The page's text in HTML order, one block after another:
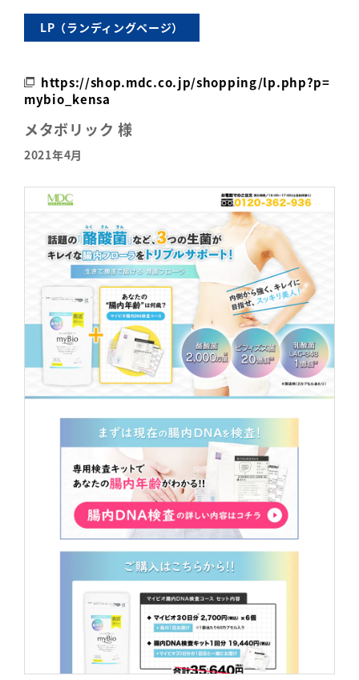
LP（ランディングページ）
https://shop.mdc.co.jp/shopping/lp.php?p=
mybio_kensa
メタボリック 様
2021年4月